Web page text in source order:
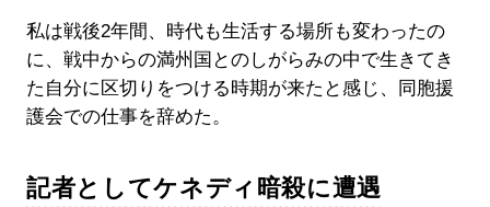
私は戦後2年間、時代も生活する場所も変わったの
に、戦中からの満州国とのしがらみの中で生きてき
た自分に区切りをつける時期が来たと感じ、同胞援
護会での仕事を辞めた。
記者としてケネディ暗殺に遭遇